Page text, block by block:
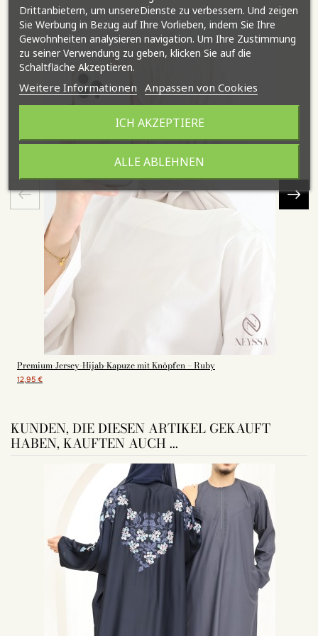
Premium-Jersey-Hijab-Kapuze mit Knöpfen – Ruby
12,95 €
KUNDEN, DIE DIESEN ARTIKEL GEKAUFT
HABEN, KAUFTEN AUCH ...
Drittanbietern, um unsereDienste zu verbessern. Und zeigen
Sie Werbung in Bezug auf Ihre Vorlieben, indem Sie Ihre
Gewohnheiten analysieren navigation. Um Ihre Zustimmung
zu seiner Verwendung zu geben, klicken Sie auf die
Schaltfläche Akzeptieren.
Weitere Informationen Anpassen von Cookies
ALLE ABLEHNEN
ICH AKZEPTIERE